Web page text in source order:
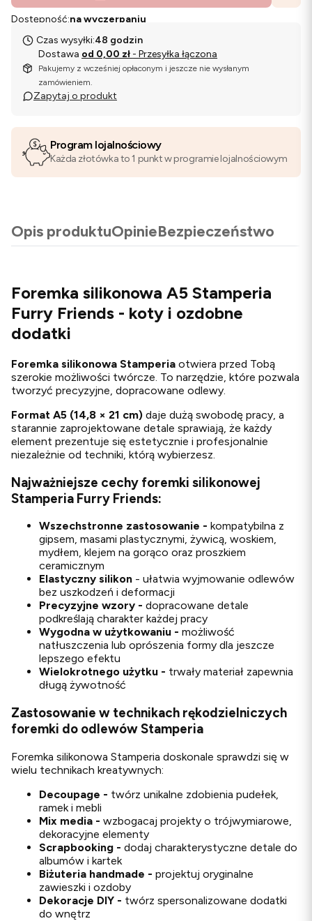
Dostępność:na wyczerpaniu
Czas wysyłki:48 godzin
Dostawa od 0,00 zł - Przesyłka łączona
Pakujemy z wcześniej opłaconym i jeszcze nie wysłanym
zamówieniem.
Zapytaj o produkt
Program lojalnościowy
Każda złotówka to 1 punkt w programie lojalnościowym
Opis produktuOpinieBezpieczeństwo
Foremka silikonowa A5 Stamperia
Furry Friends - koty i ozdobne
dodatki
Foremka silikonowa Stamperia otwiera przed Tobą
szerokie możliwości twórcze. To narzędzie, które pozwala
tworzyć precyzyjne, dopracowane odlewy.
Format A5 (14,8 × 21 cm) daje dużą swobodę pracy, a
starannie zaprojektowane detale sprawiają, że każdy
element prezentuje się estetycznie i profesjonalnie
niezależnie od techniki, którą wybierzesz.
Najważniejsze cechy foremki silikonowej
Stamperia Furry Friends:
Wszechstronne zastosowanie - kompatybilna z
gipsem, masami plastycznymi, żywicą, woskiem,
mydłem, klejem na gorąco oraz proszkiem
ceramicznym
Elastyczny silikon - ułatwia wyjmowanie odlewów
bez uszkodzeń i deformacji
Precyzyjne wzory - dopracowane detale
podkreślają charakter każdej pracy
Wygodna w użytkowaniu - możliwość
natłuszczenia lub oprószenia formy dla jeszcze
lepszego efektu
Wielokrotnego użytku - trwały materiał zapewnia
długą żywotność
Zastosowanie w technikach rękodzielniczych
foremki do odlewów Stamperia
Foremka silikonowa Stamperia doskonale sprawdzi się w
wielu technikach kreatywnych:
Decoupage - twórz unikalne zdobienia pudełek,
ramek i mebli
Mix media - wzbogacaj projekty o trójwymiarowe,
dekoracyjne elementy
Scrapbooking - dodaj charakterystyczne detale do
albumów i kartek
Biżuteria handmade - projektuj oryginalne
zawieszki i ozdoby
Dekoracje DIY - twórz spersonalizowane dodatki
do wnętrz